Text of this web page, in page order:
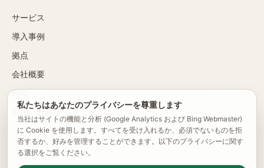
サービス
導入事例
拠点
会社概要
FAQ
お問い合わせ
私たちはあなたのプライバシーを尊重します
当社はサイトの機能と分析 (Google Analytics および Bing Webmaster)
に Cookie を使用します。すべてを受け入れるか、必須でないものを拒
否するか、好みを管理することができます。以下のプライバシーに関す
る選択をご覧ください。